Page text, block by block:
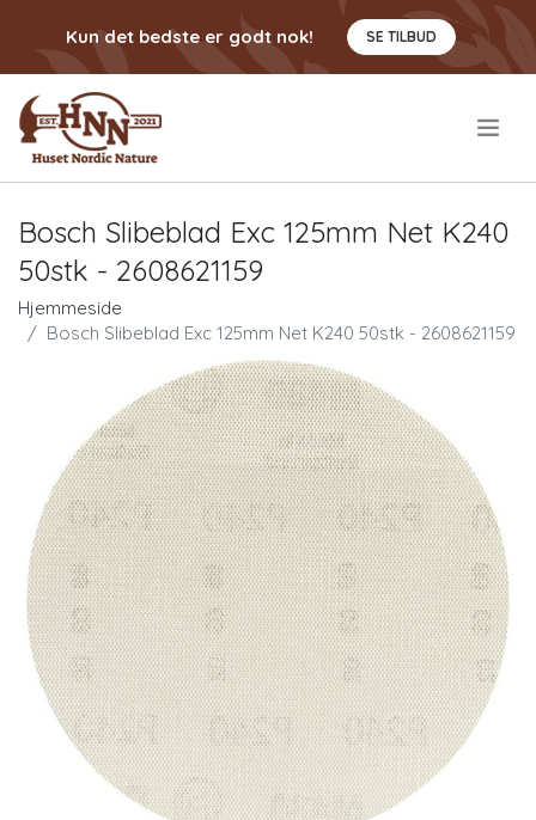
Kun det bedste er godt nok! SE TILBUD
Bosch Slibeblad Exc 125mm Net K240
50stk - 2608621159
Hjemmeside
Bosch Slibeblad Exc 125mm Net K240 50stk - 2608621159